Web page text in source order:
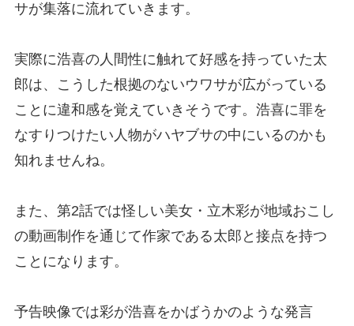
サが集落に流れていきます。
実際に浩喜の人間性に触れて好感を持っていた太
郎は、こうした根拠のないウワサが広がっている
ことに違和感を覚えていきそうです。浩喜に罪を
なすりつけたい人物がハヤブサの中にいるのかも
知れませんね。
また、第2話では怪しい美女・立木彩が地域おこし
の動画制作を通じて作家である太郎と接点を持つ
ことになります。
予告映像では彩が浩喜をかばうかのような発言